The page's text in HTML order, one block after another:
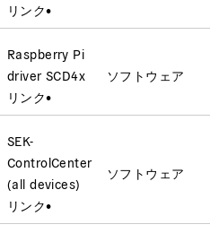
リンク•
Raspberry Pi
driver SCD4x
リンク•
ソフトウェア
SEK-
ControlCenter
(all devices)
リンク•
ソフトウェア